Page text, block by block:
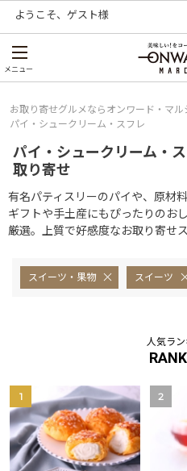
ようこそ、 ゲスト様
メニュー
お取り寄せグルメならオンワード・マル
パイ・シュークリーム・スフレ
パイ・シュークリーム・
取り寄せ
有名パティスリーのパイや、原材
ギフトや手土産にもぴったりのお
厳選。上質で好感度なお取り寄せ
スイーツ・果物 スイーツ
人気ラ
1 2